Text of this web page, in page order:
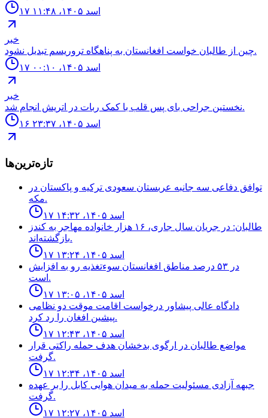
۱۷ اسد ۱۴۰۵، ۱۱:۴۸
خبر
چين از طالبان خواست افغانستان به پناهگاه تروريسم تبديل نشود.
۱۷ اسد ۱۴۰۵، ۰۰:۱۰
خبر
نخستين جراحى باى پس قلب با كمک ربات در اتريش انجام شد.
۱۶ اسد ۱۴۰۵، ۲۳:۳۷
تازه‌ترین‌ها
توافق دفاعى سه جانبه عربستان سعودى تركيه و پاكستان در
مكه.
۱۷ اسد ۱۴۰۵، ۱۴:۳۲
طالبان: در جریان سال جاری، ۱۶ هزار خانواده مهاجر به کندز
بازگشته‌اند.
۱۷ اسد ۱۴۰۵، ۱۳:۲۴
در ۵۳ درصد مناطق افغانستان سوءتغذیه رو به افزایش
است.
۱۷ اسد ۱۴۰۵، ۱۳:۰۵
دادگاه عالى پيشاور درخواست اقامت موقت دو نظامى
پيشين افغان را رد كرد.
۱۷ اسد ۱۴۰۵، ۱۲:۴۳
مواضع طالبان در ارگوى بدخشان هدف حمله راكتى قرار
گرفت.
۱۷ اسد ۱۴۰۵، ۱۲:۳۴
جبهه آزادى مسئوليت حمله به ميدان هوايى كابل را بر عهده
گرفت.
۱۷ اسد ۱۴۰۵، ۱۲:۲۷